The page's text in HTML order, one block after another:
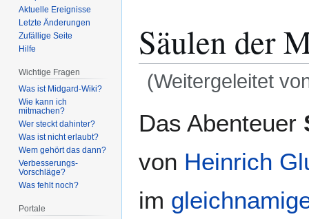
Säulen der
(Weitergeleitet
Navigation
Suche
Das Abenteuer
von Heinrich
im
Aktuelle Ereignisse
Letzte Änderungen
Zufällige Seite
Hilfe
Wichtige Fragen
Was ist Midgard-Wiki?
Wie kann ich
mitmachen?
Wer steckt dahinter?
Was ist nicht erlaubt?
Wem gehört das dann?
Verbesserungs-
Vorschläge?
Was fehlt noch?
Portale